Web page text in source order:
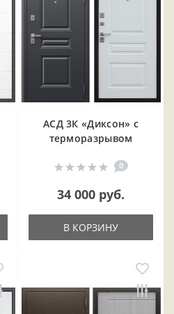
АСД 3К «Диксон» с
терморазрывом
0
34 000 руб.
В КОРЗИНУ